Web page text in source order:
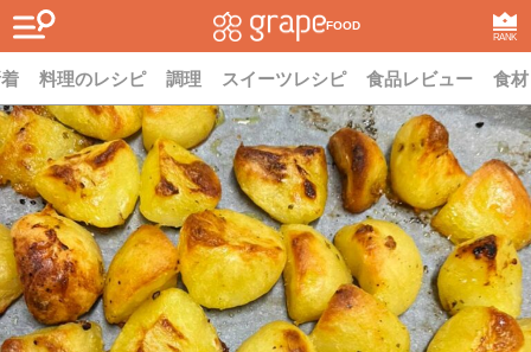
FOOD
RANK
料理のレシピ 調理 スイーツレシピ 食品レビュー 食材